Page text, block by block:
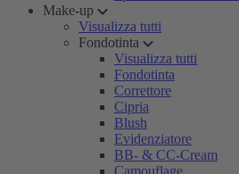
Make-up
Visualizza tutti
Fondotinta
Visualizza tutti
Fondotinta
Correttore
Cipria
Blush
Evidenziatore
BB- & CC-Cream
Camouflage